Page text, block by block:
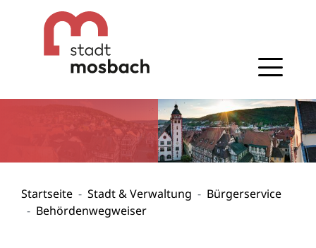
Gehe zum Navigationsbereich
Gehe zum Inhalt
Startseite Stadt & Verwaltung
Bürgerservice
Behördenwegweiser